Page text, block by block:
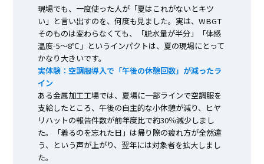
現場でも、一度使った人が「夏はこれがないとキツ
い」と言い出すのを、何度も見ました。実は、WBGT
そのものは変わらなくても、「脱水量が半分」「体感
温度-5～8℃」というインパクトは、夏の現場にとって
かなり大きいです。
実体験：空調服導入で「午後の休憩回数」が減ったラ
イン
ある金属加工工場では、夏場に一部ラインで空調服を
支給したところ、午後の自主的な小休憩が減り、ヒヤ
リハットの報告件数が前年度比で約30％減少しまし
た。「着るのを忘れた日」は帰り際の疲れ方が全然違
う、という声が上がり、翌年には対象者を拡大しまし
た。